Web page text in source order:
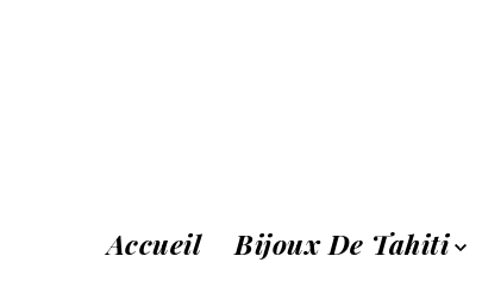
Accueil Bijoux De Tahiti